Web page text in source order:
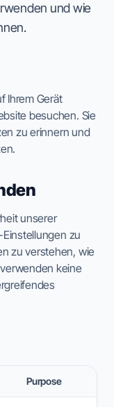
TO SELECT
und wie
Ihrem Gerät
besuchen. Sie
zu erinnern und
unserer
zu
zu verstehen, wie
keine
Purpose